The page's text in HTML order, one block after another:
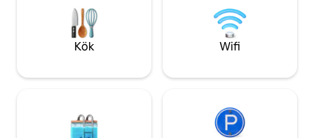
eller bara 5 km bort finns en mycket
berömd Akbuk strand, du kan åka dit
med ett vågfritt hav, det finns en
restaurang, kafémarknad.
naturliga
ögonblick på
känslan av
detaljen i din
Kök Wifi